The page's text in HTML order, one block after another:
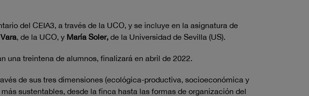
del CEIA3, a través de la UCO, y se incluye en la asignatura de
, de la UCO, y María Soler, de la Universidad de Sevilla (US).
una treintena de alumnos, finalizará en abril de 2022.
de sus tres dimensiones (ecológica-productiva, socioeconómica y
sustentables, desde la finca hasta las formas de organización del